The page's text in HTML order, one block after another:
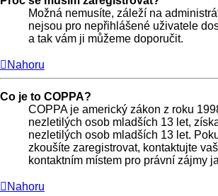
Možná nemusíte, záleží na
nejsou pro nepřihlášené uživatele
a tak vám ji můžeme doporučit.
Nahoru
Co je to COPPA?
COPPA je americký zákon z roku
nezletilých osob mladších 13 let,
nezletilých osob mladších 13 let.
zkoušíte zaregistrovat, kontaktujte
kontaktním místem pro právní zájmy
Nahoru